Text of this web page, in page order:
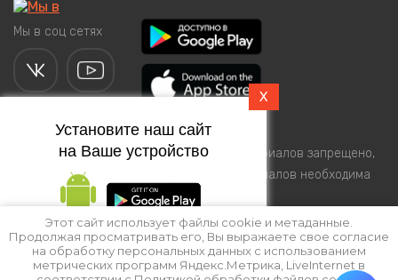
Этот сайт использует файлы cookie и метаданные.
Продолжая просматривать его, Вы выражаете свое согласие
на обработку персональных данных с использованием
метрических программ Яндекс.Метрика, LiveInternet в
Мы в соц сетях
© 2005 - 2025 Все права защищены.
Полное или частичное копирование материалов запрещено,
при согласованном использовании материалов необходима
ссылка на ресурс.
X
Установите наш сайт
на Ваше устройство
Подпишитесь на рассылку
push-уведомлений